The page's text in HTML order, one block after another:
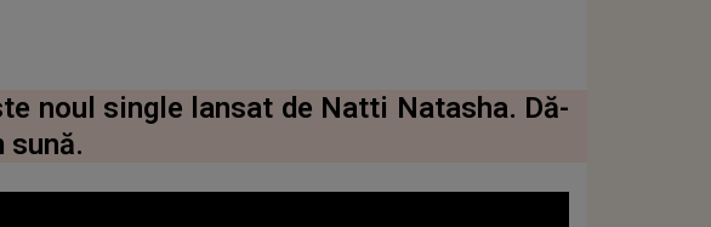
noul single lansat de Natti Natasha. Dă-
sună.